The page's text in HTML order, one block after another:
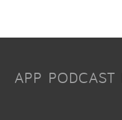
APP PODCAST